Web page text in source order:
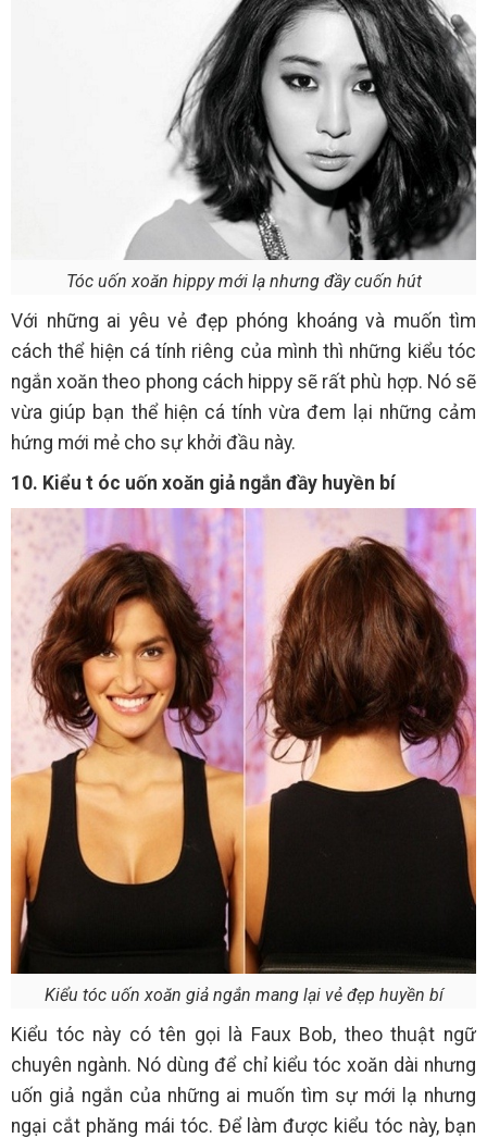
Tóc uốn xoăn hippy mới lạ nhưng đầy cuốn hút
Với những ai yêu vẻ đẹp phóng khoáng và muốn tìm
cách thể hiện cá tính riêng của mình thì những kiểu tóc
ngắn xoăn theo phong cách hippy sẽ rất phù hợp. Nó sẽ
vừa giúp bạn thể hiện cá tính vừa đem lại những cảm
hứng mới mẻ cho sự khởi đầu này.
10. Kiểu t óc uốn xoăn giả ngắn đầy huyền bí
Kiểu tóc uốn xoăn giả ngắn mang lại vẻ đẹp huyền bí
Kiểu tóc này có tên gọi là Faux Bob, theo thuật ngữ
chuyên ngành. Nó dùng để chỉ kiểu tóc xoăn dài nhưng
uốn giả ngắn của những ai muốn tìm sự mới lạ nhưng
ngại cắt phăng mái tóc. Để làm được kiểu tóc này, bạn